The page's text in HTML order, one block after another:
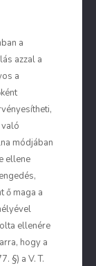
a
azzal a
a
módjában
ellene
ő maga a
ellenére
hogy a
§) a V. T.